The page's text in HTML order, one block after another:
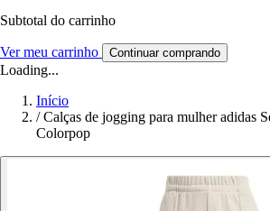
Subtotal do carrinho
Ver meu carrinho Continuar comprando
Loading...
Início
/ Calças de jogging para mulher adidas
Colorpop